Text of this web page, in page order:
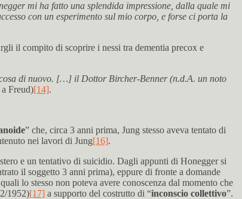
mi ha fatto una splendida impressione, dalla quale mi
con un esperimento sul mio corpo, e forse ci porta la
il compito di scoprire i nessi tra dementia precox e
di nuovo. […] il Dottor Bircher-Benner (n.d.A. un noto
Freud)[14].
” che, circa 3 anni prima, Jung stesso aveva tentato di
nei lavori di Jung[16].
e un tentativo di suicidio. Dagli appunti di Honegger si
il soggetto 3 anni prima), eppure di fronte a domande
lo stesso non poteva avere conoscenza dal momento che
1952)[17] a supporto del costrutto di “inconscio collettivo”.